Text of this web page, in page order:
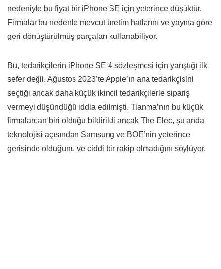
nedeniyle bu fiyat bir iPhone SE için yeterince düşüktür.
Firmalar bu nedenle mevcut üretim hatlarını ve yayına göre
geri dönüştürülmüş parçaları kullanabiliyor.
Bu, tedarikçilerin iPhone SE 4 sözleşmesi için yarıştığı ilk
sefer değil. Ağustos 2023’te Apple’ın ana tedarikçisini
seçtiği ancak daha küçük ikincil tedarikçilerle sipariş
vermeyi düşündüğü iddia edilmişti. Tianma’nın bu küçük
firmalardan biri olduğu bildirildi ancak The Elec, şu anda
teknolojisi açısından Samsung ve BOE’nin yeterince
gerisinde olduğunu ve ciddi bir rakip olmadığını söylüyor.